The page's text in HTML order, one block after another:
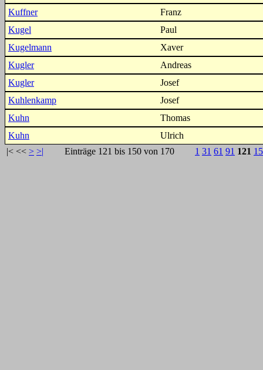
Kuffner
Franz
Kugel
Paul
Kugelmann
Xaver
Kugler
Andreas
Kugler
Josef
Kuhlenkamp
Josef
Kuhn
Thomas
Kuhn
Ulrich
|< << > >| Einträge 121 bis 150 von 170 1 31 61 91 121